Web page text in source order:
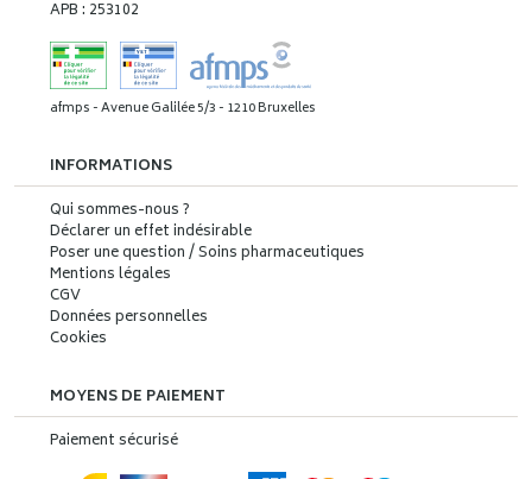
APB : 253102
afmps - Avenue Galilée 5/3 - 1210 Bruxelles
INFORMATIONS
Qui sommes-nous ?
Déclarer un effet indésirable
Poser une question / Soins pharmaceutiques
Mentions légales
CGV
Données personnelles
Cookies
MOYENS DE PAIEMENT
Paiement sécurisé